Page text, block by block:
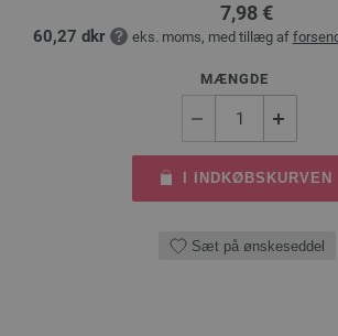
7,98 €
60,27 dkr eks. moms, med tillæg af
MÆNGDE
I INDKØBSKURVEN
Sæt på ønskeseddel